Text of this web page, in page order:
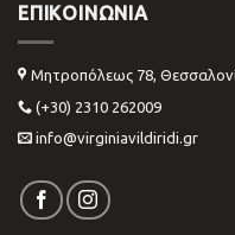
ΕΠΙΚΟΙΝΩΝΊΑ
Μητροπόλεως 78,
(+30) 2310 262009
info@virginiavildiridi.gr